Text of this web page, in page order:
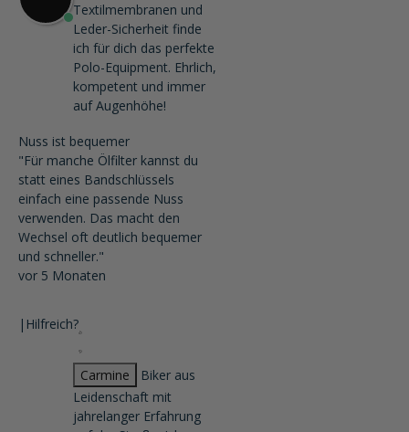
Textilmembranen und
Leder-Sicherheit finde
ich für dich das perfekte
Polo-Equipment. Ehrlich,
kompetent und immer
auf Augenhöhe!
Nuss ist bequemer
"Für manche Ölfilter kannst du
statt eines Bandschlüssels
einfach eine passende Nuss
verwenden. Das macht den
Wechsel oft deutlich bequemer
und schneller."
vor 5 Monaten
| Hilfreich?
Carmine
Biker aus
Leidenschaft mit
jahrelanger Erfahrung